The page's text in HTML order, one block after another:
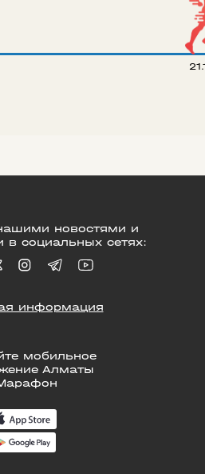
мобильное
Алматы
новостями и
в социальных сетях:
информация